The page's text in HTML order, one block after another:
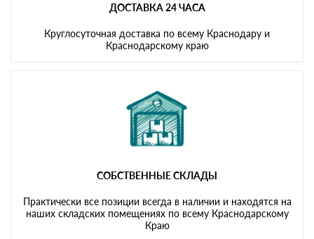
ДОСТАВКА 24 ЧАСА
Круглосуточная доставка по всему Краснодару и
Краснодарскому краю
СОБСТВЕННЫЕ СКЛАДЫ
Практически все позиции всегда в наличии и находятся на
наших складских помещениях по всему Краснодарскому
Краю